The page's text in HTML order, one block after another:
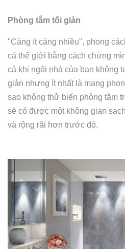
Phòng tắm tối giản
"Càng ít càng nhiều", phong
cả thế giới bằng cách chứng
cả khi ngôi nhà của bạn không
giản nhưng ít nhất là mang
sao không thử biến phòng tắm
sẽ có được một không gian
và rộng rãi hơn trước đó.